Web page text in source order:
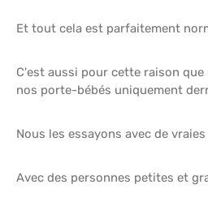
Et tout cela est parfaitement
C'est aussi pour cette raison
nos porte-bébés uniquement
Nous les essayons avec de
Avec des personnes petites et